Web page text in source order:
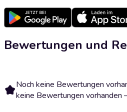
Bewertungen und
Noch keine Bewertungen
keine Bewertungen vorhanden